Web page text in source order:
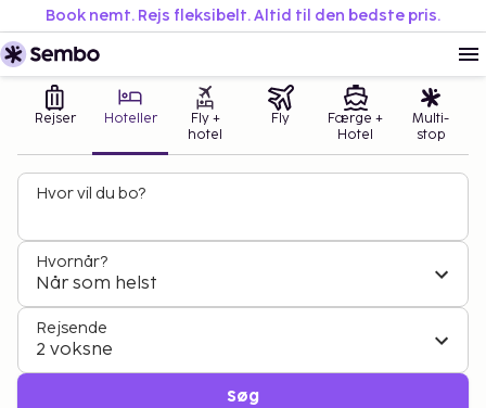
Book nemt. Rejs fleksibelt. Altid til den bedste pris.
Rejser Hoteller
Fly +
hotel
Fly
Færge +
Hotel
Multi-
stop
Hvor vil du bo?
Hvornår?
Når som helst
Rejsende
2 voksne
Søg